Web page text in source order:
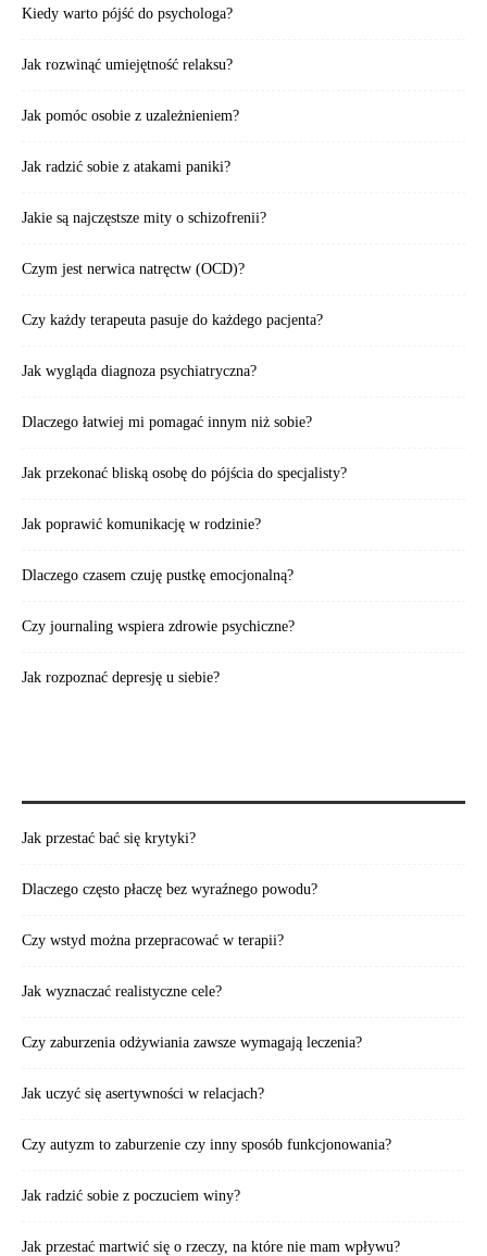
Kiedy warto pójść do psychologa?
Jak rozwinąć umiejętność relaksu?
Jak pomóc osobie z uzależnieniem?
Jak radzić sobie z atakami paniki?
Jakie są najczęstsze mity o schizofrenii?
Czym jest nerwica natręctw (OCD)?
Czy każdy terapeuta pasuje do każdego pacjenta?
Jak wygląda diagnoza psychiatryczna?
Dlaczego łatwiej mi pomagać innym niż sobie?
Jak przekonać bliską osobę do pójścia do specjalisty?
Jak poprawić komunikację w rodzinie?
Dlaczego czasem czuję pustkę emocjonalną?
Czy journaling wspiera zdrowie psychiczne?
Jak rozpoznać depresję u siebie?
Jak przestać bać się krytyki?
Dlaczego często płaczę bez wyraźnego powodu?
Czy wstyd można przepracować w terapii?
Jak wyznaczać realistyczne cele?
Czy zaburzenia odżywiania zawsze wymagają leczenia?
Jak uczyć się asertywności w relacjach?
Czy autyzm to zaburzenie czy inny sposób funkcjonowania?
Jak radzić sobie z poczuciem winy?
Jak przestać martwić się o rzeczy, na które nie mam wpływu?